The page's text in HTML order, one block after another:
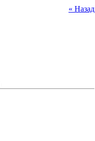
« Назад